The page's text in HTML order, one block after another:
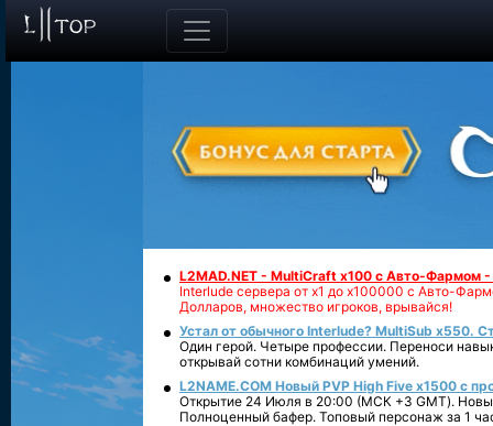
L2MAD.NET - MultiCraft x100 с Авто-Фармом
Interlude сервера от х1 до х100000 с Авто-
Долларов, множество игроков, врывайся!
Устал от обычного Interlude? MultiSub x550.
Один герой. Четыре профессии. Переноси
открывай сотни комбинаций умений.
L2NAME.COM Новый PVP High Five x1500 с
Открытие 24 Июля в 20:00 (МСК +3 GMT).
Полноценный бафер. Топовый персонаж за 1